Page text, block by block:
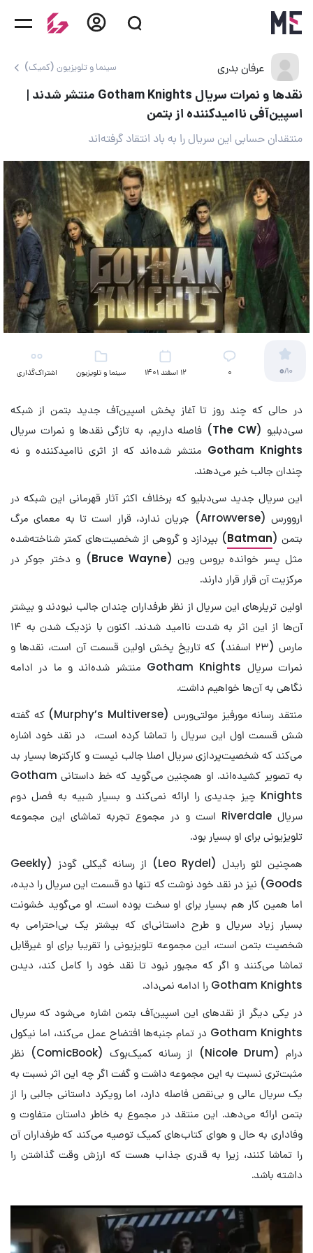
عرفان بدری سینما و تلویزیون (کمیک)
نقدها و نمرات سریال Gotham Knights منتشر شدند |
اسپین‌آفی ناامیدکننده از بتمن
منتقدان حسابی این سریال را به باد انتقاد گرفته‌اند
0/10 ۰ 12 اسفند 1401
سینما و تلویزیون
اشتراک‌گذاری
در حالی که چند روز تا آغاز پخش اسپین‌آف جدید بتمن از شبکه
سی‌دبلیو (The CW) فاصله داریم، به تازگی نقدها و نمرات سریال
Gotham Knights منتشر شده‌اند که از اثری ناامیدکننده و نه
چندان جالب خبر می‌دهند.
این سریال جدید سی‌دبلیو که برخلاف اکثر آثار قهرمانی این شبکه در
اروورس (Arrowverse) جریان ندارد، قرار است تا به معمای مرگ
بتمن (Batman) بپردازد و گروهی از شخصیت‌های کمتر شناخته‌شده
مثل پسر خوانده بروس وین (Bruce Wayne) و دختر جوکر در
مرکزیت آن قرار قرار دارند.
اولین تریلرهای این سریال از نظر طرفداران چندان جالب نبودند و بیشتر
آن‌ها از این اثر به شدت ناامید شدند. اکنون با نزدیک شدن به ۱۴
مارس (۲۳ اسفند) که تاریخ پخش اولین قسمت آن است، نقدها و
نمرات سریال Gotham Knights منتشر شده‌اند و ما در ادامه
نگاهی به آن‌ها خواهیم داشت.
منتقد رسانه مورفیز مولتی‌ورس (Murphy’s Multiverse) که گفته
شش قسمت اول این سریال را تماشا کرده است، در نقد خود اشاره
می‌کند که شخصیت‌پردازی سریال اصلا جالب نیست و کارکترها بسیار بد
به تصویر کشیده‌اند. او همچنین می‌گوید که خط داستانی Gotham
Knights چیز جدیدی را ارائه نمی‌کند و بسیار شبیه به فصل دوم
سریال Riverdale است و در مجموع تجربه تماشای این مجموعه
تلویزیونی برای او بسیار بود.
همچنین لئو رایدل (Leo Rydel) از رسانه گیکلی گودز (Geekly
Goods) نیز در نقد خود نوشت که تنها دو قسمت این سریال را دیده،
اما همین کار هم بسیار برای او سخت بوده است. او می‌گوید خشونت
بسیار زیاد سریال و طرح داستانی‌ای که بیشتر یک بی‌احترامی به
شخصیت بتمن است، این مجموعه تلویزیونی را تقریبا برای او غیرقابل
تماشا می‌کنند و اگر که مجبور نبود تا نقد خود را کامل کند، دیدن
Gotham Knights را ادامه نمی‌داد.
در یکی دیگر از نقدهای این اسپین‌آف بتمن اشاره می‌شود که سریال
Gotham Knights در تمام جنبه‌ها افتضاح عمل می‌کند، اما نیکول
درام (Nicole Drum) از رسانه کمیک‌بوک (ComicBook) نظر
مثبت‌تری نسبت به این مجموعه داشت و گفت اگر چه این اثر نسبت به
یک سریال عالی و بی‌نقص فاصله دارد، اما رویکرد داستانی جالبی را از
بتمن ارائه می‌دهد. این منتقد در مجموع به خاطر داستان متفاوت و
وفاداری به حال و هوای کتاب‌های کمیک توصیه می‌کند که طرفداران آن
را تماشا کنند، زیرا به قدری جذاب هست که ارزش وقت گذاشتن را
داشته باشد.